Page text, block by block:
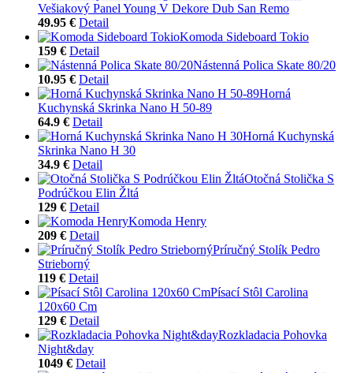
Vešiakový Panel Young V Dekore Dub San Remo
49.95 € Detail
Komoda Sideboard Tokio
159 € Detail
Nástenná Polica Skate 80/20
10.95 € Detail
Horná
Kuchynská Skrinka Nano H 50-89
64.9 € Detail
Horná Kuchynská
Skrinka Nano H 30
34.9 € Detail
Otočná Stolička S
Podrúčkou Elin Žltá
129 € Detail
Komoda Henry
209 € Detail
Príručný Stolík Pedro
Strieborný
119 € Detail
Písací Stôl Carolina
120x60 Cm
129 € Detail
Rozkladacia Pohovka
Night&day
1049 € Detail